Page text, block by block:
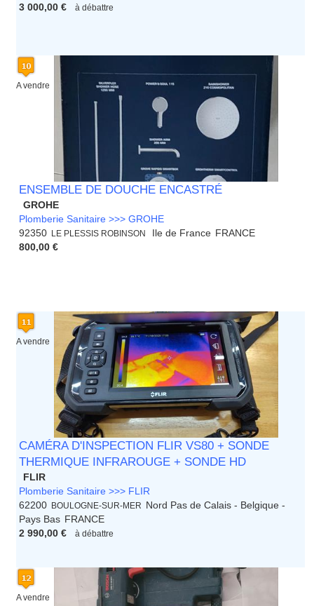
3 000,00 €
à débattre
A vendre
ENSEMBLE DE DOUCHE ENCASTRÉ
GROHE
Plomberie Sanitaire >>> GROHE
92350
LE PLESSIS ROBINSON Ile de France FRANCE
800,00 €
A vendre
CAMÉRA D'INSPECTION FLIR VS80 + SONDE
THERMIQUE INFRAROUGE + SONDE HD
FLIR
Plomberie Sanitaire >>> FLIR
62200
BOULOGNE-SUR-MER
Nord Pas de Calais - Belgique -
Pays Bas FRANCE
2 990,00 €
à débattre
A vendre